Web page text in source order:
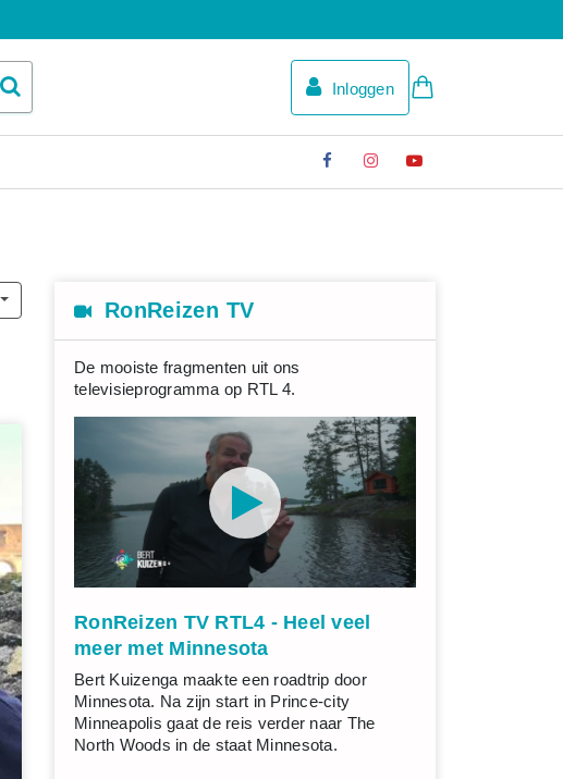
Inloggen
RonReizen TV
De mooiste fragmenten uit ons
televisieprogramma op RTL 4.
RonReizen TV RTL4 - Heel veel
meer met Minnesota
Bert Kuizenga maakte een roadtrip door
Minnesota. Na zijn start in Prince-city
Minneapolis gaat de reis verder naar The
North Woods in de staat Minnesota.